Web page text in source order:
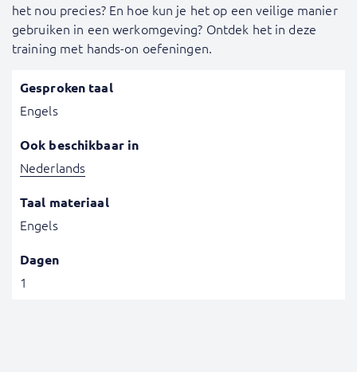
het nou precies? En hoe kun je het op een veilige manier
gebruiken in een werkomgeving? Ontdek het in deze
training met hands-on oefeningen.
Gesproken taal
Engels
Ook beschikbaar in
Nederlands
Taal materiaal
Engels
Dagen
1